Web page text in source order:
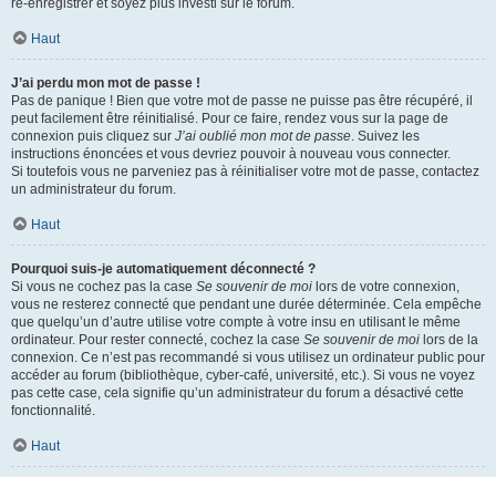
ré-enregistrer et soyez plus investi sur le forum.
Haut
J’ai perdu mon mot de passe !
Pas de panique ! Bien que votre mot de passe ne puisse pas être récupéré, il
peut facilement être réinitialisé. Pour ce faire, rendez vous sur la page de
connexion puis cliquez sur J’ai oublié mon mot de passe. Suivez les
instructions énoncées et vous devriez pouvoir à nouveau vous connecter.
Si toutefois vous ne parveniez pas à réinitialiser votre mot de passe, contactez
un administrateur du forum.
Haut
Pourquoi suis-je automatiquement déconnecté ?
Si vous ne cochez pas la case Se souvenir de moi lors de votre connexion,
vous ne resterez connecté que pendant une durée déterminée. Cela empêche
que quelqu’un d’autre utilise votre compte à votre insu en utilisant le même
ordinateur. Pour rester connecté, cochez la case Se souvenir de moi lors de la
connexion. Ce n’est pas recommandé si vous utilisez un ordinateur public pour
accéder au forum (bibliothèque, cyber-café, université, etc.). Si vous ne voyez
pas cette case, cela signifie qu’un administrateur du forum a désactivé cette
fonctionnalité.
Haut